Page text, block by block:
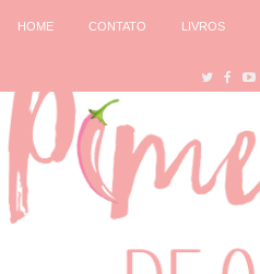
HOME CONTATO LIVROS